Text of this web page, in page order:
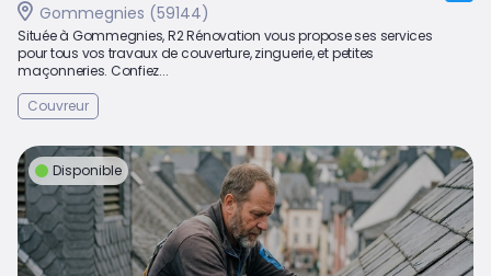
Gommegnies (59144)
Située à Gommegnies, R2 Rénovation vous propose ses services
pour tous vos travaux de couverture, zinguerie, et petites
maçonneries. Confiez...
Couvreur
Disponible